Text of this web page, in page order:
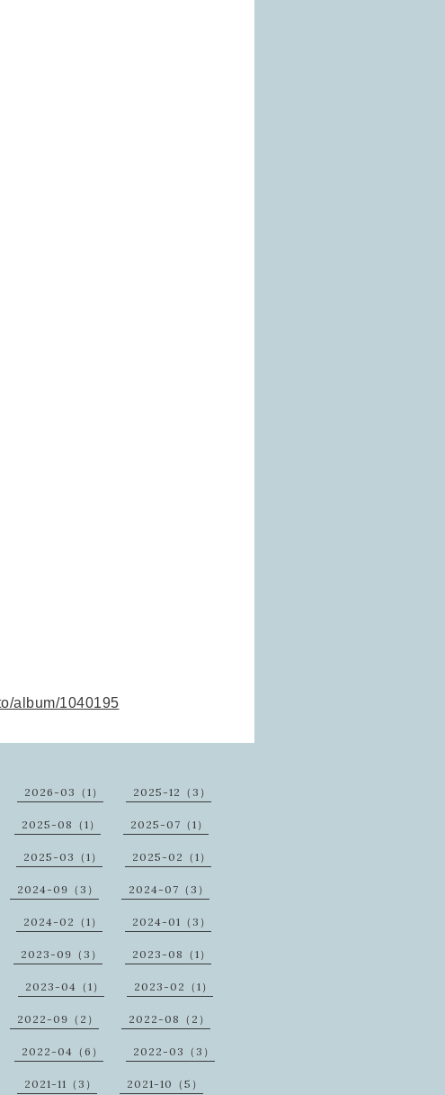
album/1040195
2026-03（1） 2025-12（3）
2025-08（1） 2025-07（1）
2025-03（1） 2025-02（1）
2024-09（3） 2024-07（3）
2024-02（1） 2024-01（3）
2023-09（3） 2023-08（1）
2023-04（1） 2023-02（1）
2022-09（2） 2022-08（2）
2022-04（6） 2022-03（3）
2021-11（3） 2021-10（5）